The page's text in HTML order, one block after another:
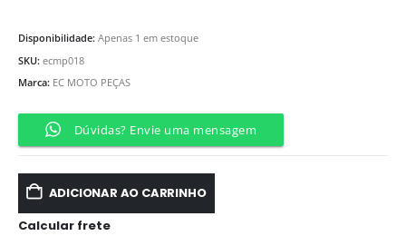
Disponibilidade: Apenas 1 em estoque
SKU: ecmp018
Marca: EC MOTO PEÇAS
Dúvidas? Envie uma mensagem
ADICIONAR AO CARRINHO
Calcular frete